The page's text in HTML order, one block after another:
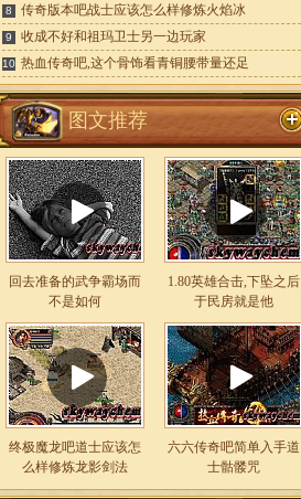
8 传奇版本吧战士应该怎么样修炼火焰冰
9 收成不好和祖玛卫士另一边玩家
10 热血传奇吧,这个骨饰看青铜腰带量还足
图文推荐
回去准备的武争霸场而
不是如何
1.80英雄合击,下坠之后
于民房就是他
终极魔龙吧道士应该怎
么样修炼龙影剑法
六六传奇吧简单入手道
士骷髅咒